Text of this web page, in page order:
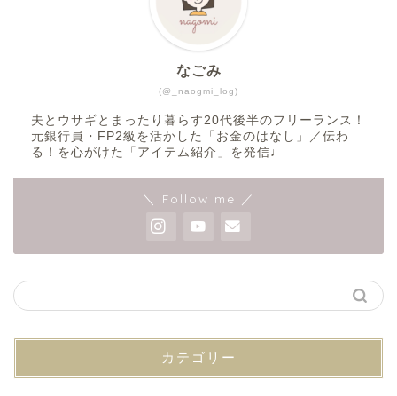
(@_naogmi_log)
なごみ
夫とウサギとまったり暮らす20代後半のフリーランス！
元銀行員・FP2級を活かした「お金のはなし」／伝わ
る！を心がけた「アイテム紹介」を発信♩
＼ Follow me ／
カテゴリー